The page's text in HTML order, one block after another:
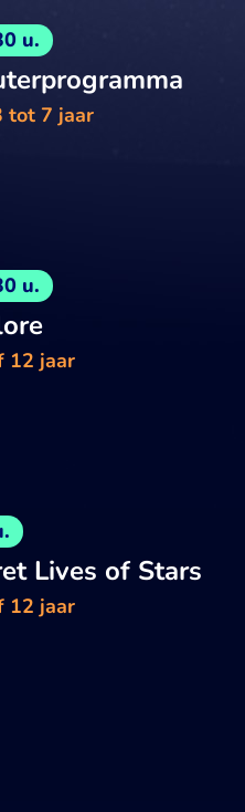
u.
tot 7 jaar
u.
12 jaar
Lives of Stars
12 jaar